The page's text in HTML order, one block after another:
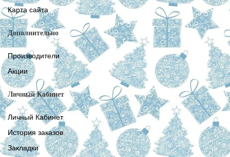
Карта сайта
Дополнительно
Производители
Акции
Личный Кабинет
Личный Кабинет
История заказов
Закладки